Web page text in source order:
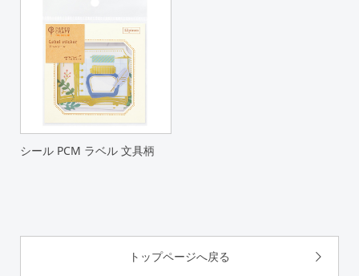
シール PCM ラベル 文具柄
トップページへ戻る